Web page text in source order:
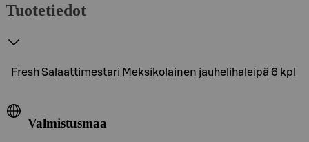
Tuotetiedot
Fresh Salaattimestari Meksikolainen jauhelihaleipä 6 kpl
Valmistusmaa